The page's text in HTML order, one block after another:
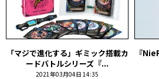
「マジで進化する」ギミック搭載カ
ードバトルシリーズ『...
2021年03月04日 14:35
『